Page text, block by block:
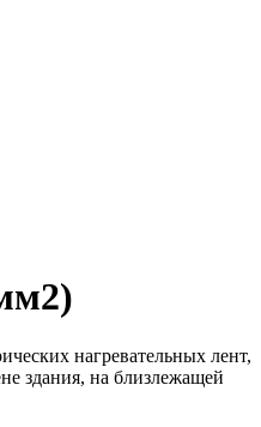
нагревательных лент,
здания, на близлежащей